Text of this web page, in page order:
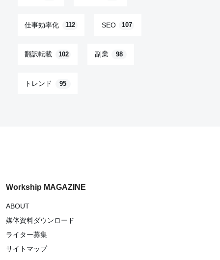
仕事効率化 112 SEO 107
翻訳転載 102 副業 98
トレンド 95
Workship MAGAZINE
ABOUT
媒体資料ダウンロード
ライター募集
サイトマップ